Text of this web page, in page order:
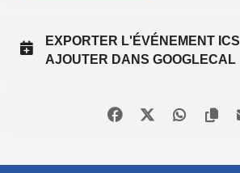
EXPORTER L'ÉVÉNEMENT ICS
AJOUTER DANS GOOGLECAL